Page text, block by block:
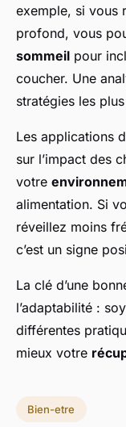
exemple, si vous
profond, vous
sommeil pour
coucher. Une
stratégies les
Les applications
sur l’impact des
votre
alimentation. Si
réveillez moins
c’est un signe
La clé d’une
l’adaptabilité :
différentes
mieux votre
Bien-etre